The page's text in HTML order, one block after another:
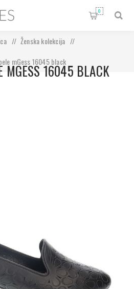
0
/ Ženska kolekcija
/
mGess 16045 black
MGESS 16045 BLACK